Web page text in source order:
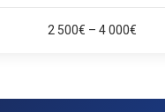
2 500€ – 4 000€